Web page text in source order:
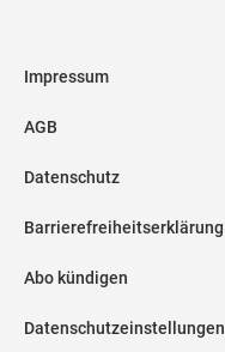
Impressum
AGB
Datenschutz
Barrierefreiheitserklärung
Abo kündigen
Datenschutzeinstellungen